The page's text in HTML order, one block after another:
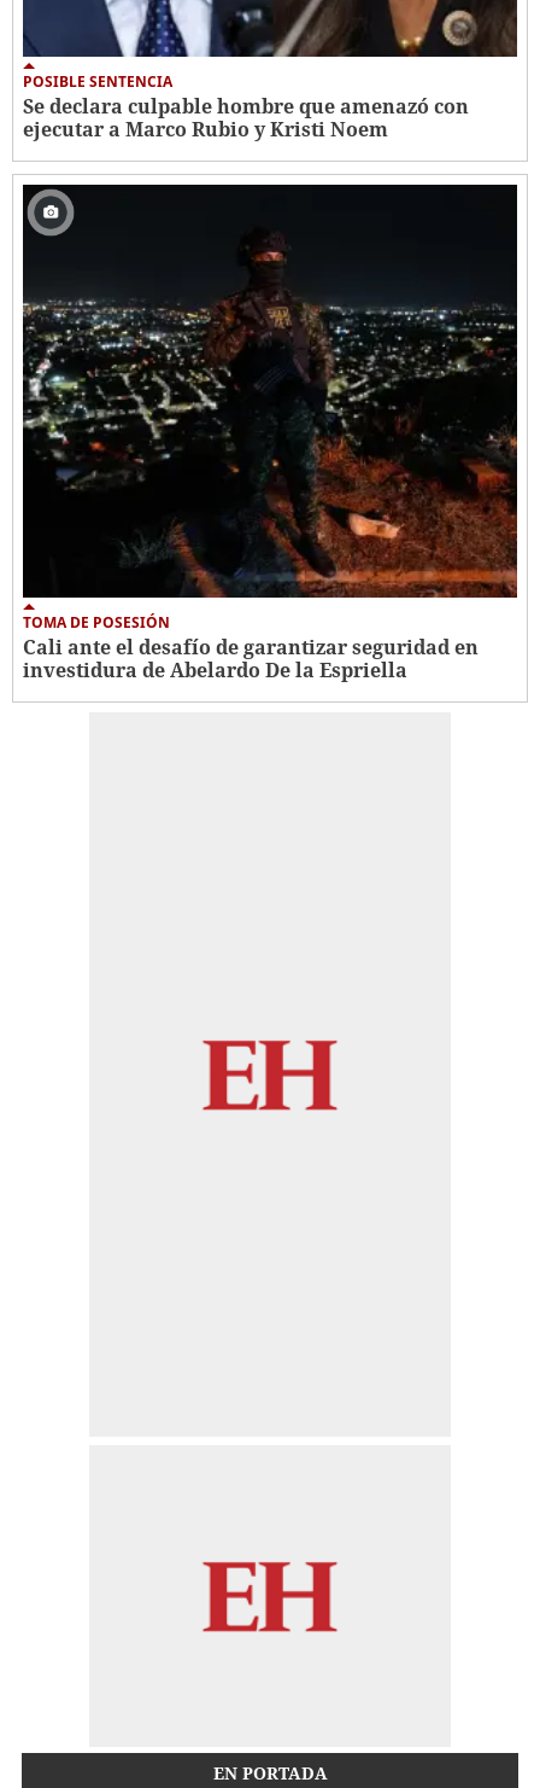
POSIBLE SENTENCIA
Se declara culpable hombre que amenazó con
ejecutar a Marco Rubio y Kristi Noem
TOMA DE POSESIÓN
Cali ante el desafío de garantizar seguridad en
investidura de Abelardo De la Espriella
EN PORTADA